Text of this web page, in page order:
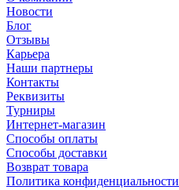
Новости
Блог
Отзывы
Карьера
Наши партнеры
Контакты
Реквизиты
Турниры
Интернет-магазин
Способы оплаты
Способы доставки
Возврат товара
Политика конфиденциальности